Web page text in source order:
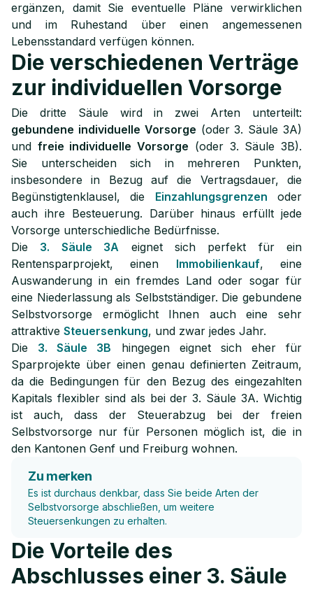
ergänzen, damit Sie eventuelle Pläne verwirklichen
und im Ruhestand über einen angemessenen
Lebensstandard verfügen können.
Die verschiedenen Verträge
zur individuellen Vorsorge
Die dritte Säule wird in zwei Arten unterteilt:
gebundene individuelle Vorsorge (oder 3. Säule 3A)
und freie individuelle Vorsorge (oder 3. Säule 3B).
Sie unterscheiden sich in mehreren Punkten,
insbesondere in Bezug auf die Vertragsdauer, die
Begünstigtenklausel, die Einzahlungsgrenzen oder
auch ihre Besteuerung. Darüber hinaus erfüllt jede
Vorsorge unterschiedliche Bedürfnisse.
Die 3. Säule 3A eignet sich perfekt für ein
Rentensparprojekt, einen Immobilienkauf, eine
Auswanderung in ein fremdes Land oder sogar für
eine Niederlassung als Selbstständiger. Die gebundene
Selbstvorsorge ermöglicht Ihnen auch eine sehr
attraktive Steuersenkung, und zwar jedes Jahr.
Die 3. Säule 3B hingegen eignet sich eher für
Sparprojekte über einen genau definierten Zeitraum,
da die Bedingungen für den Bezug des eingezahlten
Kapitals flexibler sind als bei der 3. Säule 3A. Wichtig
ist auch, dass der Steuerabzug bei der freien
Selbstvorsorge nur für Personen möglich ist, die in
den Kantonen Genf und Freiburg wohnen.
Zu merken
Es ist durchaus denkbar, dass Sie beide Arten der
Selbstvorsorge abschließen, um weitere
Steuersenkungen zu erhalten.
Die Vorteile des
Abschlusses einer 3. Säule